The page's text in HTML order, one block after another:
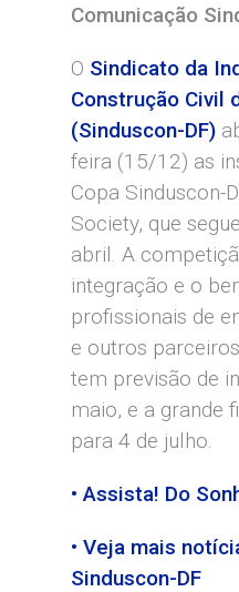
Comunicação
O Sindicato da
Construção Civil
(Sinduscon-DF)
feira (15/12) as
Copa Sinduscon-
Society, que
abril. A
integração e o
profissionais de
e outros
tem previsão de
maio, e a grande
para 4 de julho.
• Assista! Do
• Veja mais
Sinduscon-DF